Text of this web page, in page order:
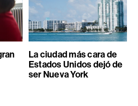
La ciudad más cara de
Estados Unidos dejó de
ser Nueva York